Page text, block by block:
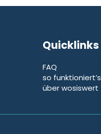
Quicklinks
FAQ
so funktioniert’s
über wosiswert